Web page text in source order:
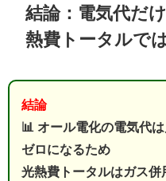
結論：電気代だ
熱費トータルで
結論
📊 オール電化の電気代
ゼロになるため
光熱費トータルはガス